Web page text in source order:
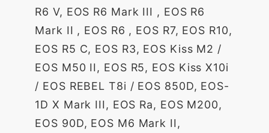
R6 V, EOS R6 Mark III , EOS R6
Mark II , EOS R6 , EOS R7, EOS R10,
EOS R5 C, EOS R3, EOS Kiss M2 /
EOS M50 II, EOS R5, EOS Kiss X10i
/ EOS REBEL T8i / EOS 850D, EOS-
1D X Mark III, EOS Ra, EOS M200,
EOS 90D, EOS M6 Mark II,